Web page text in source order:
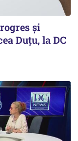
și
Duțu, la DC